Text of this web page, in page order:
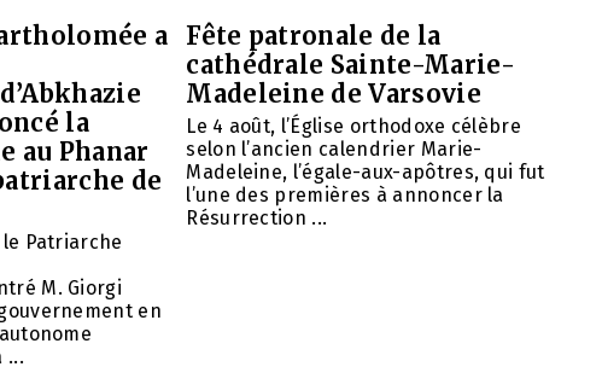
a
la
au Phanar
de
le Patriarche
M. Giorgi
en
...
Fête patronale de la
cathédrale Sainte-Marie-
Madeleine de Varsovie
Le 4 août, l’Église orthodoxe célèbre
selon l’ancien calendrier Marie-
Madeleine, l’égale-aux-apôtres, qui fut
l’une des premières à annoncer la
Résurrection ...